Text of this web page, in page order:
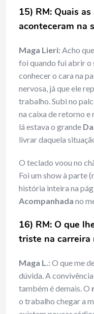
15) RM: Quais
aconteceram na
Maga Lieri:Acho
foi quando fui abrir o
conhecer o cara na
nervosa, já que ele
trabalho. Subi no
na caixa de retorno e
lá estava o grande
livrar daquela
O teclado voou no
Foi um show à parte
história inteira na
Acompanhada no
16) RM: O que
triste na carreira
Maga L.:O que me
dúvida. A
também é demais. O
o trabalho chegar a